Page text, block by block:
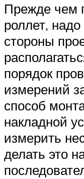
Прежде чем
роллет,
стороны
порядок
измерений
способ
накладной
измерить
делать это